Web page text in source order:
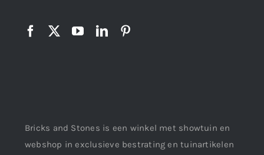
Bricks and Stones is een winkel met showtuin en
webshop in exclusieve bestrating en tuinartikelen